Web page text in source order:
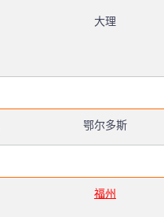
大理
鄂尔多斯
福州